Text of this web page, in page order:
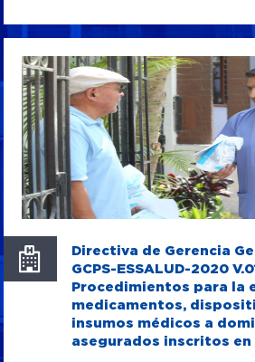
Directiva de Gerencia
GCPS-ESSALUD-2020
Procedimientos para la
medicamentos,
insumos médicos a
asegurados inscritos en